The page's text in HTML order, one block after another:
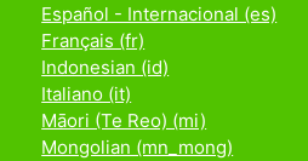
Español - Internacional ‎(es)‎
Français ‎(fr)‎
Indonesian ‎(id)‎
Italiano ‎(it)‎
Māori (Te Reo) ‎(mi)‎
Mongolian ‎(mn_mong)‎